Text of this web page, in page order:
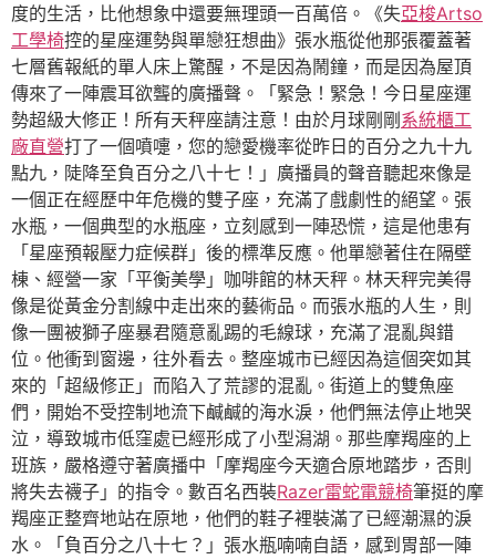
度的生活，比他想象中還要無理頭一百萬倍。《失亞梭Artso
工學椅控的星座運勢與單戀狂想曲》張水瓶從他那張覆蓋著
七層舊報紙的單人床上驚醒，不是因為鬧鐘，而是因為屋頂
傳來了一陣震耳欲聾的廣播聲。「緊急！緊急！今日星座運
勢超級大修正！所有天秤座請注意！由於月球剛剛 系統櫃工
廠直營打了一個噴嚏，您的戀愛機率從昨日的百分之九十九
點九，陡降至負百分之八十七！」廣播員的聲音聽起來像是
一個正在經歷中年危機的雙子座，充滿了戲劇性的絕望。張
水瓶，一個典型的水瓶座，立刻感到一陣恐慌，這是他患有
「星座預報壓力症候群」後的標準反應。他單戀著住在隔壁
棟、經營一家「平衡美學」咖啡館的林天秤。林天秤完美得
像是從黃金分割線中走出來的藝術品。而張水瓶的人生，則
像一團被獅子座暴君隨意亂踢的毛線球，充滿了混亂與錯
位。他衝到窗邊，往外看去。整座城市已經因為這個突如其
來的「超級修正」而陷入了荒謬的混亂。街道上的雙魚座
們，開始不受控制地流下鹹鹹的海水淚，他們無法停止地哭
泣，導致城市低窪處已經形成了小型潟湖。那些摩羯座的上
班族，嚴格遵守著廣播中「摩羯座今天適合原地踏步，否則
將失去襪子」的指令。數百名西裝Razer雷蛇電競椅筆挺的摩
羯座正整齊地站在原地，他們的鞋子裡裝滿了已經潮濕的淚
水。「負百分之八十七？」張水瓶喃喃自語，感到胃部一陣